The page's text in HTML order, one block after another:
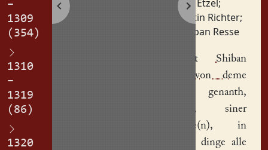
–
1309
(354)
1310
–
1319
(86)
1320
Fritz Etzel;
Martin Richter;
Schiban Resse
Ez hatShiban
von deme
genanth,
, siner
husvrowe(n), in
jeheteme dinge alle